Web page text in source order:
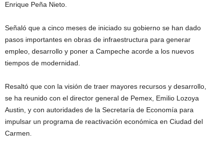
Enrique Peña Nieto.
Señaló que a cinco meses de iniciado su gobierno se han dado
pasos importantes en obras de infraestructura para generar
empleo, desarrollo y poner a Campeche acorde a los nuevos
tiempos de modernidad.
Resaltó que con la visión de traer mayores recursos y desarrollo,
se ha reunido con el director general de Pemex, Emilio Lozoya
Austin, y con autoridades de la Secretaría de Economía para
impulsar un programa de reactivación económica en Ciudad del
Carmen.